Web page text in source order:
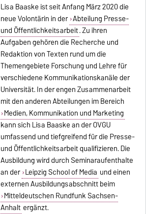
Lisa Baaske ist seit Anfang März 2020 die
neue Volontärin in der Abteilung Presse-
und Öffentlichkeitsarbeit. Zu ihren
Aufgaben gehören die Recherche und
Redaktion von Texten rund um die
Themengebiete Forschung und Lehre für
verschiedene Kommunikationskanäle der
Universität. In der engen Zusammenarbeit
mit den anderen Abteilungen im Bereich
Medien, Kommunikation und Marketing
kann sich Lisa Baaske an der OVGU
umfassend und tiefgreifend für die Presse-
und Öffentlichkeitsarbeit qualifizieren. Die
Ausbildung wird durch Seminaraufenthalte
an der Leipzig School of Media und einen
externen Ausbildungsabschnitt beim
Mitteldeutschen Rundfunk Sachsen-
Anhalt ergänzt.